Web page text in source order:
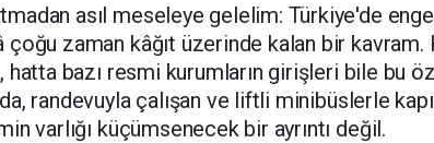
asıl meseleye gelelim: Türkiye'de
çoğu zaman kâğıt üzerinde kalan bir kavram.
hatta bazı resmi kurumların girişleri bile bu
randevuyla çalışan ve liftli minibüslerle
varlığı küçümsenecek bir ayrıntı değil.